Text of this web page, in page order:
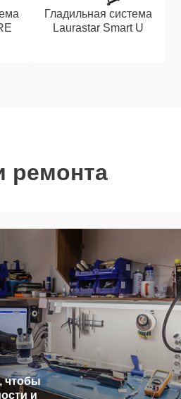
Гладильная система
Laurastar Smart U
ремонта
чтобы
и